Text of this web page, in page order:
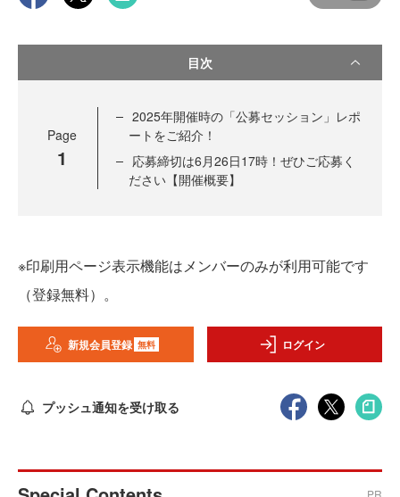
目次
Page
1
2025年開催時の「公募セッション」レポ
ートをご紹介！
応募締切は6月26日17時！ぜひご応募く
ださい【開催概要】
※印刷用ページ表示機能はメンバーのみが利用可能です
（登録無料）。
新規会員登録 無料 ログイン
プッシュ通知を受け取る